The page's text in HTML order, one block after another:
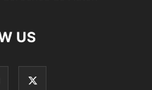
US